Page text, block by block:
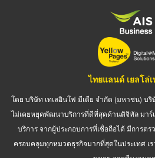
ไทยแลนด์ เยลโล่เ
โดย บริษัท เทเลอินโฟ มีเดีย จำกัด (มหาชน) บริ
ไม่เคยหยุดพัฒนาบริการที่ดีที่สุดด้านดิจิทัล มาร์
บริการ จากผู้ประกอบการที่เชื่อถือได้ มีการต
ครอบคลุมทุกหมวดธุรกิจมากที่สุดในประเทศ เ